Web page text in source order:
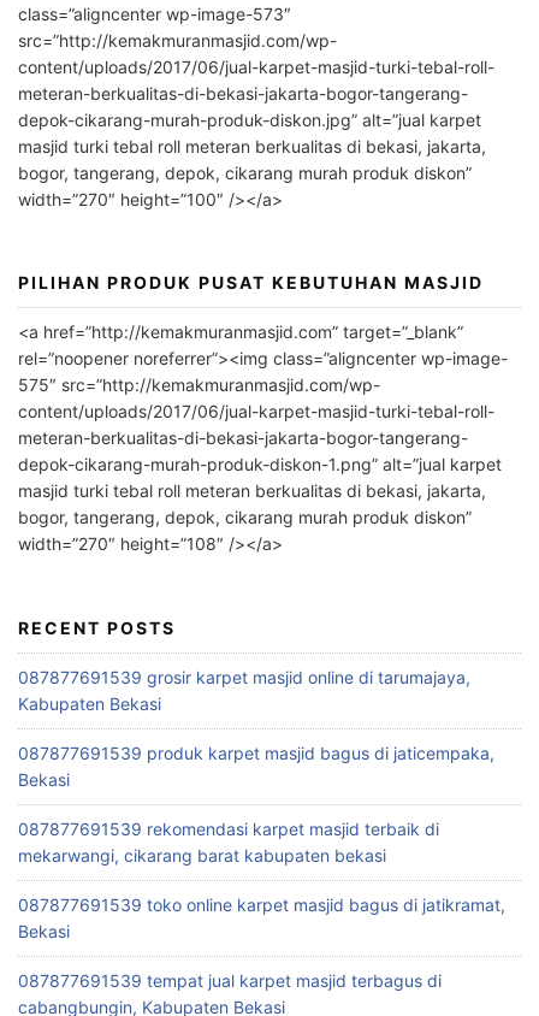
r
n
a
t
i
v
class=”aligncenter wp-image-573″
src=”http://kemakmuranmasjid.com/wp-
content/uploads/2017/06/jual-karpet-masjid-turki-tebal-roll-
meteran-berkualitas-di-bekasi-jakarta-bogor-tangerang-
depok-cikarang-murah-produk-diskon.jpg” alt=”jual karpet
masjid turki tebal roll meteran berkualitas di bekasi, jakarta,
bogor, tangerang, depok, cikarang murah produk diskon”
width=”270″ height=”100″ /></a>
PILIHAN PRODUK PUSAT KEBUTUHAN MASJID
<a href=”http://kemakmuranmasjid.com” target=”_blank”
rel=”noopener noreferrer”><img class=”aligncenter wp-image-
575″ src=”http://kemakmuranmasjid.com/wp-
content/uploads/2017/06/jual-karpet-masjid-turki-tebal-roll-
meteran-berkualitas-di-bekasi-jakarta-bogor-tangerang-
depok-cikarang-murah-produk-diskon-1.png” alt=”jual karpet
masjid turki tebal roll meteran berkualitas di bekasi, jakarta,
bogor, tangerang, depok, cikarang murah produk diskon”
width=”270″ height=”108″ /></a>
RECENT POSTS
087877691539 grosir karpet masjid online di tarumajaya,
Kabupaten Bekasi
087877691539 produk karpet masjid bagus di jaticempaka,
Bekasi
087877691539 rekomendasi karpet masjid terbaik di
mekarwangi, cikarang barat kabupaten bekasi
087877691539 toko online karpet masjid bagus di jatikramat,
Bekasi
087877691539 tempat jual karpet masjid terbagus di
cabangbungin, Kabupaten Bekasi